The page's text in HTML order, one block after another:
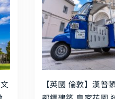
【英國 倫敦】漢普